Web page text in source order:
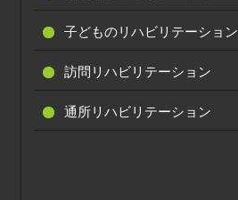
子どものリハビリテーション
訪問リハビリテーション
通所リハビリテーション